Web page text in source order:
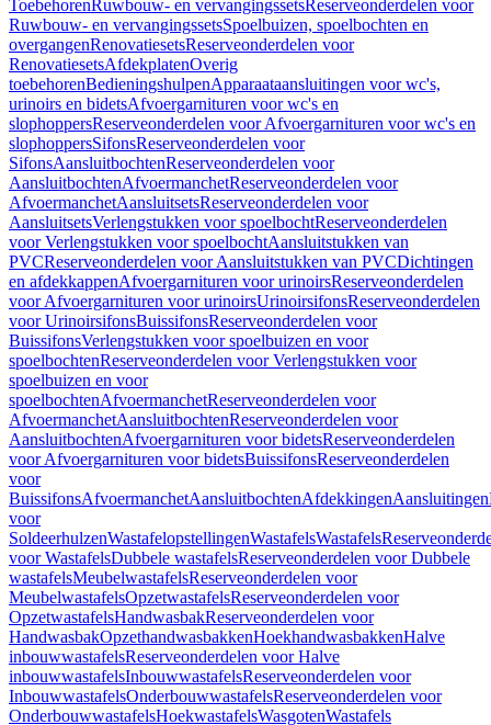
ToebehorenRuwbouw- en vervangingssetsReserveonderdelen voor
Ruwbouw- en vervangingssetsSpoelbuizen, spoelbochten en
overgangenRenovatiesetsReserveonderdelen voor
RenovatiesetsAfdekplatenOverig
toebehorenBedieningshulpenApparaataansluitingen voor wc's,
urinoirs en bidetsAfvoergarnituren voor wc's en
slophoppersReserveonderdelen voor Afvoergarnituren voor wc's en
slophoppersSifonsReserveonderdelen voor
SifonsAansluitbochtenReserveonderdelen voor
AansluitbochtenAfvoermanchetReserveonderdelen voor
AfvoermanchetAansluitsetsReserveonderdelen voor
AansluitsetsVerlengstukken voor spoelbochtReserveonderdelen
voor Verlengstukken voor spoelbochtAansluitstukken van
PVCReserveonderdelen voor Aansluitstukken van PVCDichtingen
en afdekkappenAfvoergarnituren voor urinoirsReserveonderdelen
voor Afvoergarnituren voor urinoirsUrinoirsifonsReserveonderdelen
voor UrinoirsifonsBuissifonsReserveonderdelen voor
BuissifonsVerlengstukken voor spoelbuizen en voor
spoelbochtenReserveonderdelen voor Verlengstukken voor
spoelbuizen en voor
spoelbochtenAfvoermanchetReserveonderdelen voor
AfvoermanchetAansluitbochtenReserveonderdelen voor
AansluitbochtenAfvoergarnituren voor bidetsReserveonderdelen
voor Afvoergarnituren voor bidetsBuissifonsReserveonderdelen
voor
BuissifonsAfvoermanchetAansluitbochtenAfdekkingenAansluitingen
voor
SoldeerhulzenWastafelopstellingenWastafelsWastafels
voor WastafelsDubbele wastafelsReserveonderdelen voor Dubbele
wastafelsMeubelwastafelsReserveonderdelen voor
MeubelwastafelsOpzetwastafelsReserveonderdelen voor
OpzetwastafelsHandwasbakReserveonderdelen voor
HandwasbakOpzethandwasbakkenHoekhandwasbakkenHalve
inbouwwastafelsReserveonderdelen voor Halve
inbouwwastafelsInbouwwastafelsReserveonderdelen voor
InbouwwastafelsOnderbouwwastafelsReserveonderdelen voor
OnderbouwwastafelsHoekwastafelsWasgotenWastafels